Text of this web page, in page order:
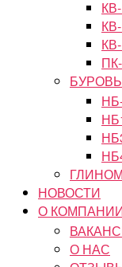
НОВОСТИ
О
О НАС